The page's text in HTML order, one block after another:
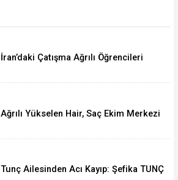
İran’daki Çatışma Ağrılı Öğrencileri
Ağrılı Yükselen Hair, Saç Ekim Merkezi
Tunç Ailesinden Acı Kayıp: Şefika TUNÇ